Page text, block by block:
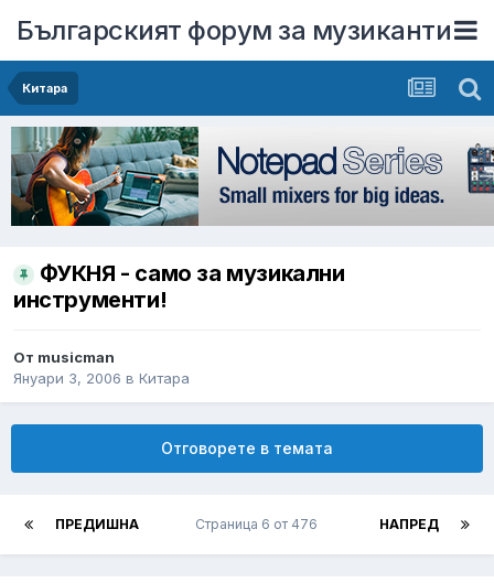
Българският форум за музиканти
Китара
ФУКНЯ - само за музикални
инструменти!
От musicman
Януари 3, 2006 в Китара
Отговорете в темата
ПРЕДИШНА НАПРЕД
Страница 6 от 476